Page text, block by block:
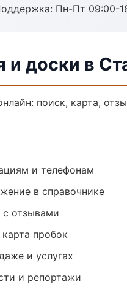
Пн-Пт 09:00-
и доски в
поиск, карта,
и телефонам
в справочнике
с отзывами
пробок
и услугах
и репортажи